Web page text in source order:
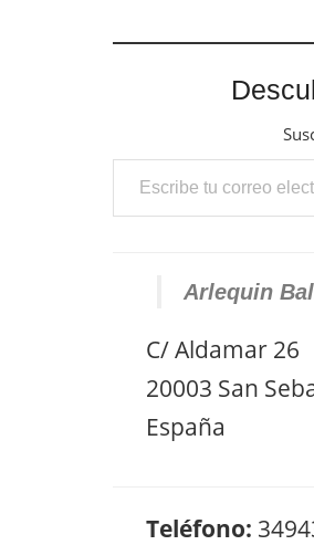
Escribe tu correo electrónico…
Arlequin
C/ Aldamar 26
20003 San
España
Teléfono: